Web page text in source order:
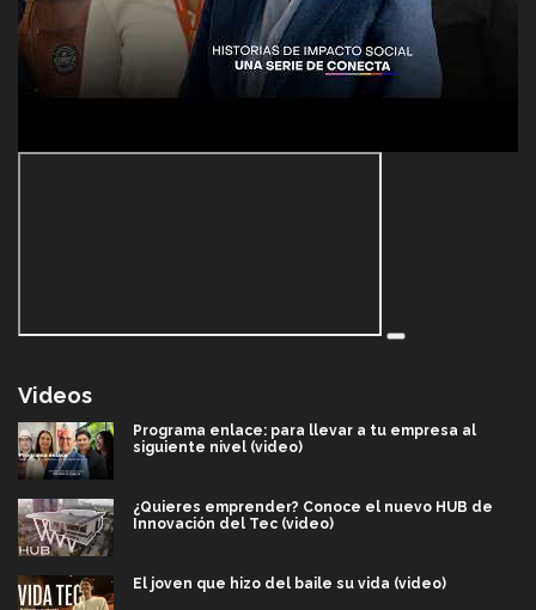
Videos
Programa enlace: para llevar a tu empresa al
siguiente nivel (video)
¿Quieres emprender? Conoce el nuevo HUB de
Innovación del Tec (video)
El joven que hizo del baile su vida (video)